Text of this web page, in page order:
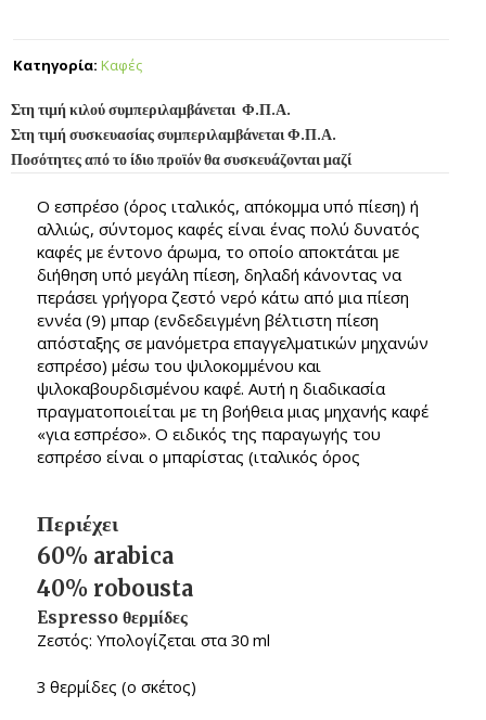
Κατηγορία: Καφές
Στη τιμή κιλού συμπεριλαμβάνεται Φ.Π.Α.
Στη τιμή συσκευασίας συμπεριλαμβάνεται Φ.Π.Α.
Ποσότητες από το ίδιο προϊόν θα συσκευάζονται μαζί
Ο εσπρέσο (όρος ιταλικός, απόκομμα υπό πίεση) ή
αλλιώς, σύντομος καφές είναι ένας πολύ δυνατός
καφές με έντονο άρωμα, το οποίο αποκτάται με
διήθηση υπό μεγάλη πίεση, δηλαδή κάνοντας να
περάσει γρήγορα ζεστό νερό κάτω από μια πίεση
εννέα (9) μπαρ (ενδεδειγμένη βέλτιστη πίεση
απόσταξης σε μανόμετρα επαγγελματικών μηχανών
εσπρέσο) μέσω του ψιλοκομμένου και
ψιλοκαβουρδισμένου καφέ. Αυτή η διαδικασία
πραγματοποιείται με τη βοήθεια μιας μηχανής καφέ
«για εσπρέσο». Ο ειδικός της παραγωγής του
εσπρέσο είναι ο μπαρίστας (ιταλικός όρος
Περιέχει
60% arabica
40% robousta
Espresso θερμίδες
Ζεστός: Υπολογίζεται στα 30 ml
3 θερμίδες (ο σκέτος)